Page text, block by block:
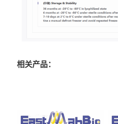
相关产品：